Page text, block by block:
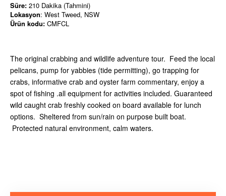
Süre: 210 Dakika (Tahmini)
Lokasyon: West Tweed, NSW
Ürün kodu: CMFCL
The original crabbing and wildlife adventure tour. Feed the local
pelicans, pump for yabbies (tide permitting), go trapping for
crabs, informative crab and oyster farm commentary, enjoy a
spot of fishing .all equipment for activities included. Guaranteed
wild caught crab freshly cooked on board available for lunch
options. Sheltered from sun/rain on purpose built boat.
Protected natural environment, calm waters.